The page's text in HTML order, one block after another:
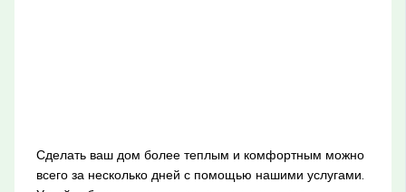
Сделать ваш дом более теплым и комфортным можно
всего за несколько дней с помощью нашими услугами.